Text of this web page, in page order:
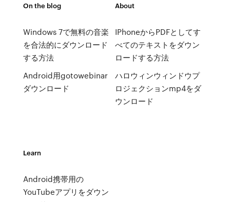
On the blog
Windows 7で無料の音楽
を合法的にダウンロード
する方法
Android用gotowebinar
ダウンロード
About
IPhoneからPDFとしてす
べてのテキストをダウン
ロードする方法
ハロウィンウィンドウプ
ロジェクションmp4をダ
ウンロード
Learn
Android携帯用の
YouTubeアプリをダウン